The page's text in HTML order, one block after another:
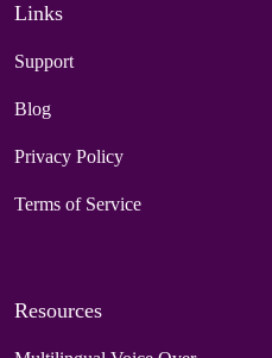
Links
Support
Blog
Privacy Policy
Terms of Service
Resources